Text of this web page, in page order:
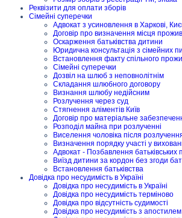
Реквізити для оплати зборів
Сімейні суперечки
Адвокат з усиновлення в Харкові,
Договір про визначення місця
Оскарження батьківства дитини
Юридична консультація з сімейних
Встановлення факту спільного
Сімейні суперечки
Дозвіл на шлюб з неповнолітнім
Складання шлюбного договору
Визнання шлюбу недійсним
Розлучення через суд
Стягнення аліментів Київ
Договір про матеріальне
Розподіл майна при розлученні
Виселення чоловіка після
Визначення порядку участі у
Адвокат - Позбавлення батьківських
Виїзд дитини за кордон без згоди
Встановлення батьківства
Довідка про несудимість в Україні
Довідка про несудимість в Україні
Довідка про несудимість терміново
Довідка про відсутність судимості
Довідка про несудимість з апостилем